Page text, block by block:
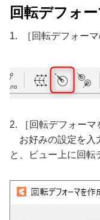
回転デフォ
1. ［回転デフォーマ
2. ［回転デフォーマ
お好みの設定を入
と、ビュー上に回転